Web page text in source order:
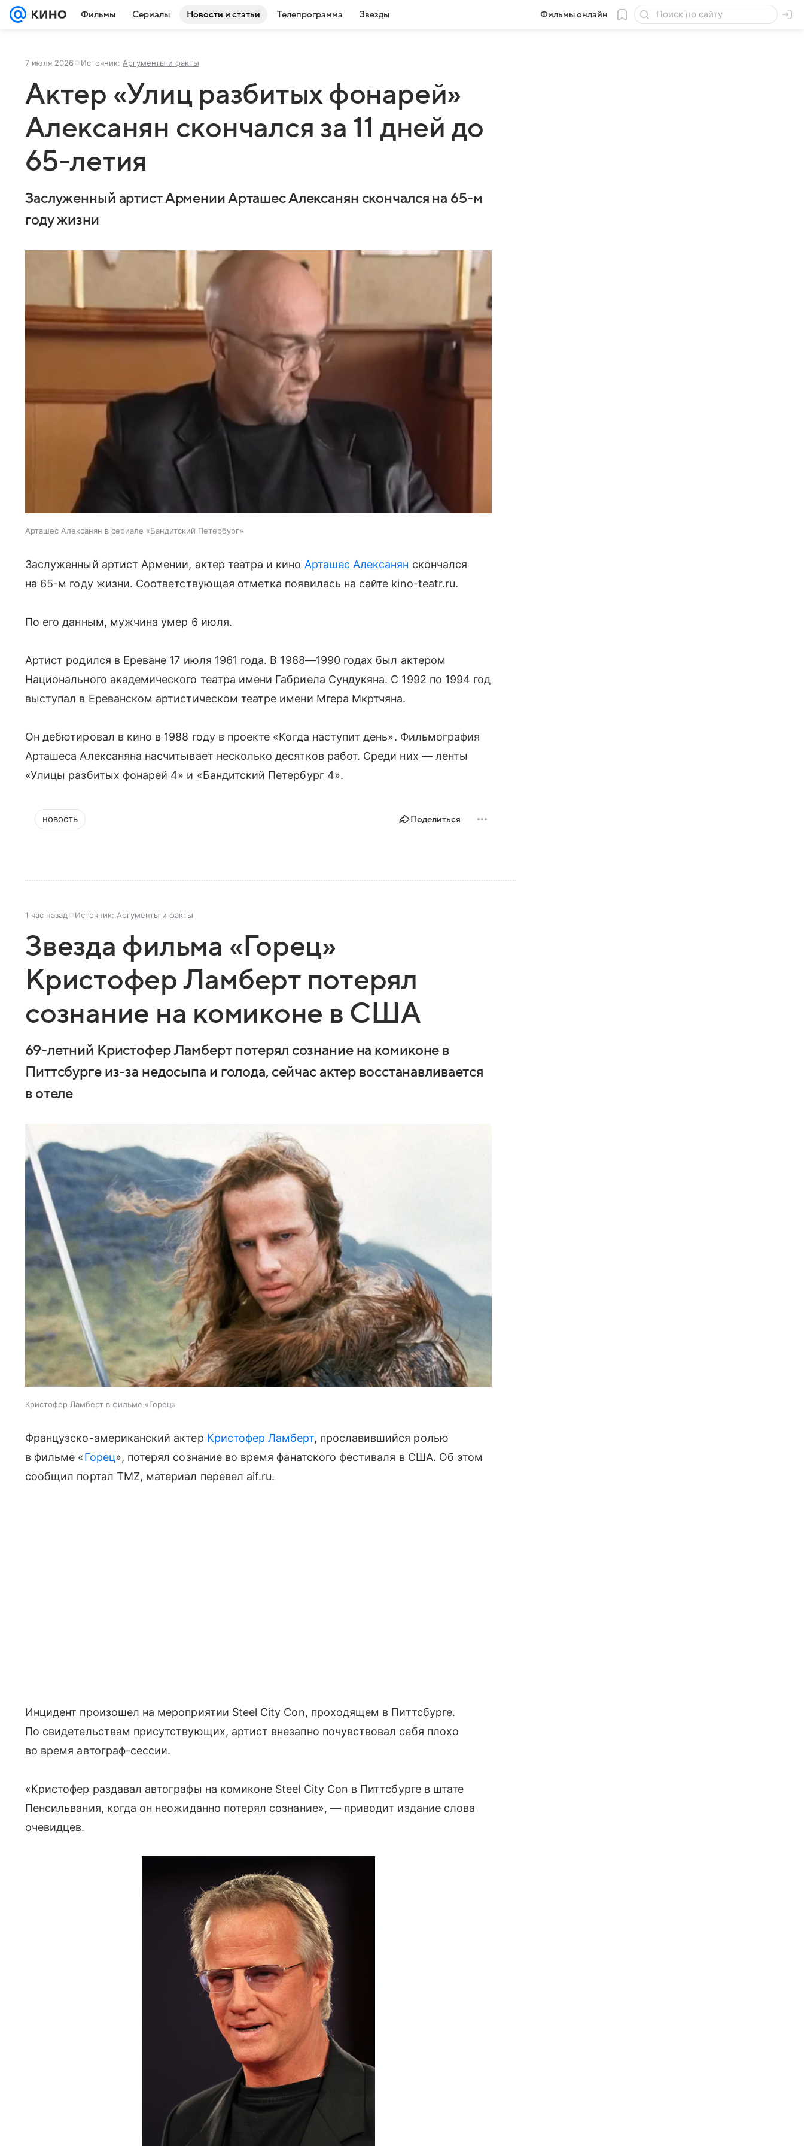
Фильмы Сериалы Новости и статьи Телепрограмма Звезды Фильмы онлайн
7 июля 2026 Источник: Аргументы и факты
Актер «Улиц разбитых фонарей»
Алексанян скончался за 11 дней до
65-летия
Заслуженный артист Армении Арташес Алексанян скончался на 65-м
году жизни
Арташес Алексанян в сериале «Бандитский Петербург»
Заслуженный артист Армении, актер театра и кино Арташес Алексанян скончался
на 65-м году жизни. Соответствующая отметка появилась на сайте kino-teatr.ru.
По его данным, мужчина умер 6 июля.
Артист родился в Ереване 17 июля 1961 года. В 1988—1990 годах был актером
Национального академического театра имени Габриела Сундукяна. С 1992 по 1994 год
выступал в Ереванском артистическом театре имени Мгера Мкртчяна.
Он дебютировал в кино в 1988 году в проекте «Когда наступит день». Фильмография
Арташеса Алексаняна насчитывает несколько десятков работ. Среди них — ленты
«Улицы разбитых фонарей 4» и «Бандитский Петербург 4».
новость Поделиться
1 час назад Источник: Аргументы и факты
Звезда фильма «Горец»
Кристофер Ламберт потерял
сознание на комиконе в США
69-летний Кристофер Ламберт потерял сознание на комиконе в
Питтсбурге из-за недосыпа и голода, сейчас актер восстанавливается
в отеле
Кристофер Ламберт в фильме «Горец»
Французско-американский актер Кристофер Ламберт, прославившийся ролью
в фильме «Горец», потерял сознание во время фанатского фестиваля в США. Об этом
сообщил портал TMZ, материал перевел aif.ru.
Инцидент произошел на мероприятии Steel City Con, проходящем в Питтсбурге.
По свидетельствам присутствующих, артист внезапно почувствовал себя плохо
во время автограф-сессии.
«Кристофер раздавал автографы на комиконе Steel City Con в Питтсбурге в штате
Пенсильвания, когда он неожиданно потерял сознание», — приводит издание слова
очевидцев.